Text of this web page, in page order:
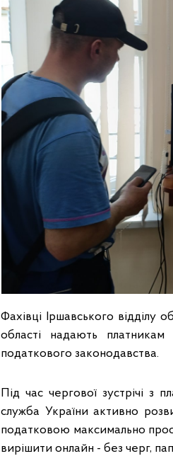
Фахівці Іршавського відділу
області надають платникам
податкового законодавства.
Під час чергової зустрічі з
служба України активно
податковою максимально
вирішити онлайн - без черг,